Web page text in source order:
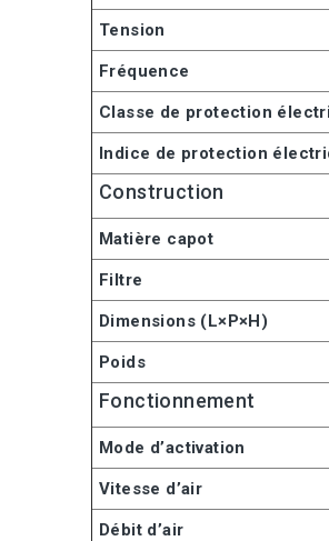
Tension
Fréquence
Classe de protection
Indice de protection
Construction
Matière capot
Filtre
Dimensions (L×P×H)
Poids
Fonctionnement
Mode d’activation
Vitesse d’air
Débit d’air